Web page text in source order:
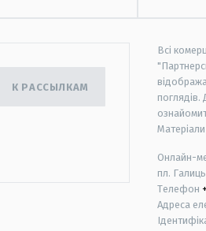
К РАССЫЛКАМ
Всі
Онлайн-
пл.
Телефон
Адреса